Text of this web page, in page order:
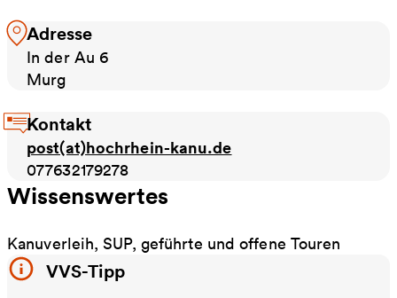
Adresse
In der Au 6
Murg
Kontakt
post(at)hochrhein-kanu.de
077632179278
Wissenswertes
Kanuverleih, SUP, geführte und offene Touren
VVS-Tipp